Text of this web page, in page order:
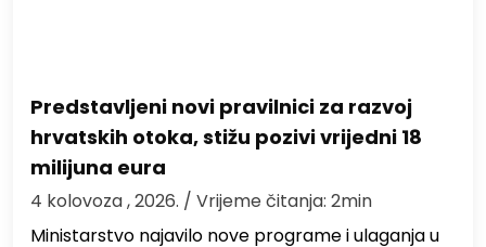
Predstavljeni novi pravilnici za razvoj
hrvatskih otoka, stižu pozivi vrijedni 18
milijuna eura
4 kolovoza , 2026. / Vrijeme čitanja: 2min
Ministarstvo najavilo nove programe i ulaganja u